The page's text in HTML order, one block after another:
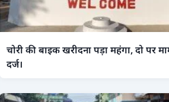
चोरी की बाइक खरीदना पड़ा महंगा, दो पर
दर्ज।